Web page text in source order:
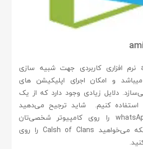
amiduos 2 lollipop نرم افزاری کاربردی جهت شبیه‌ سازی
میباشد و امکان اجرای اپلیکیشن‌ های
دلایل زیادی وجود دارد که از یک
استفاده کنیم. شاید ترجیح می‌دهید
اپلیکیشنی مثل whatsApp را روی کامپیوتر شخصی‌تان
استفاده کنید یا اینکه می‌خواهید Calsh of Clans را روی